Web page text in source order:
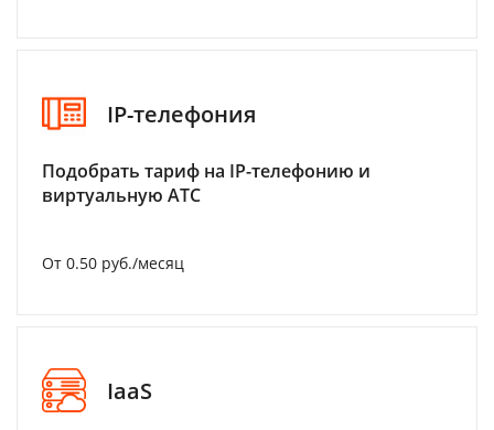
IP-телефония
Подобрать тариф на IP-телефонию и
виртуальную АТС
От 0.50 руб./месяц
IaaS